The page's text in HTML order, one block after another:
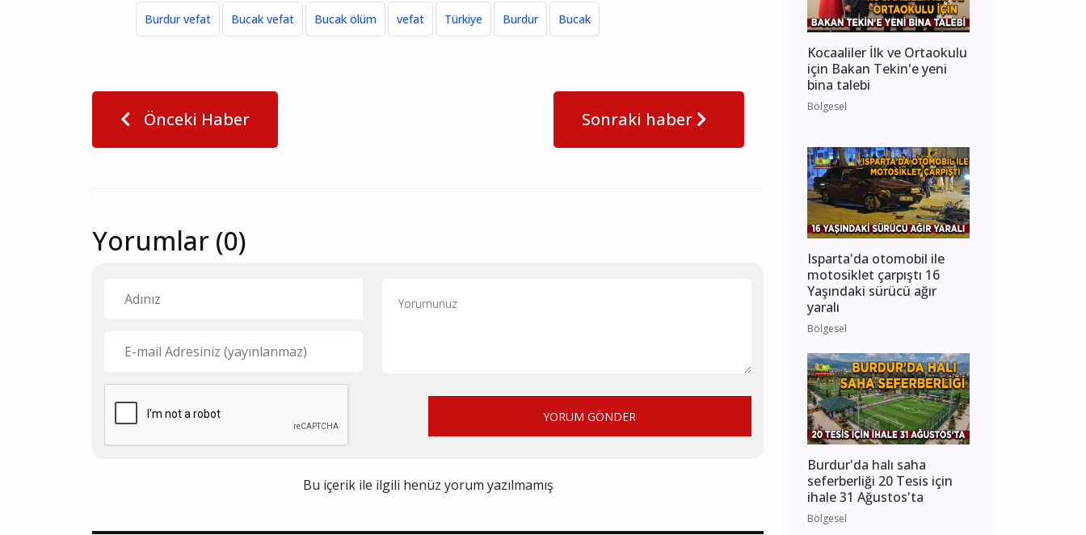
Burdur vefat Bucak vefat Bucak ölüm vefat Türkiye Burdur Bucak
Önceki Haber Sonraki haber
Yorumlar (0)
YORUM GÖNDER
Bu içerik ile ilgili henüz yorum yazılmamış
Kocaaliler İlk ve Ortaokulu
için Bakan Tekin'e yeni
bina talebi
Bölgesel
Isparta'da otomobil ile
motosiklet çarpıştı 16
Yaşındaki sürücü ağır
yaralı
Bölgesel
Burdur'da halı saha
seferberliği 20 Tesis için
ihale 31 Ağustos'ta
Bölgesel